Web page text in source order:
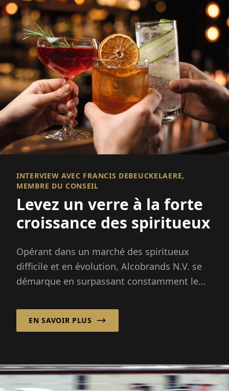
INTERVIEW AVEC FRANCIS DEBEUCKELAERE,
MEMBRE DU CONSEIL
Levez un verre à la forte
croissance des spiritueux
Opérant dans un marché des spiritueux
difficile et en évolution, Alcobrands N.V. se
démarque en surpassant constamment le
EN SAVOIR PLUS